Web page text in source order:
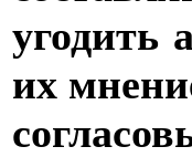
угодить
их